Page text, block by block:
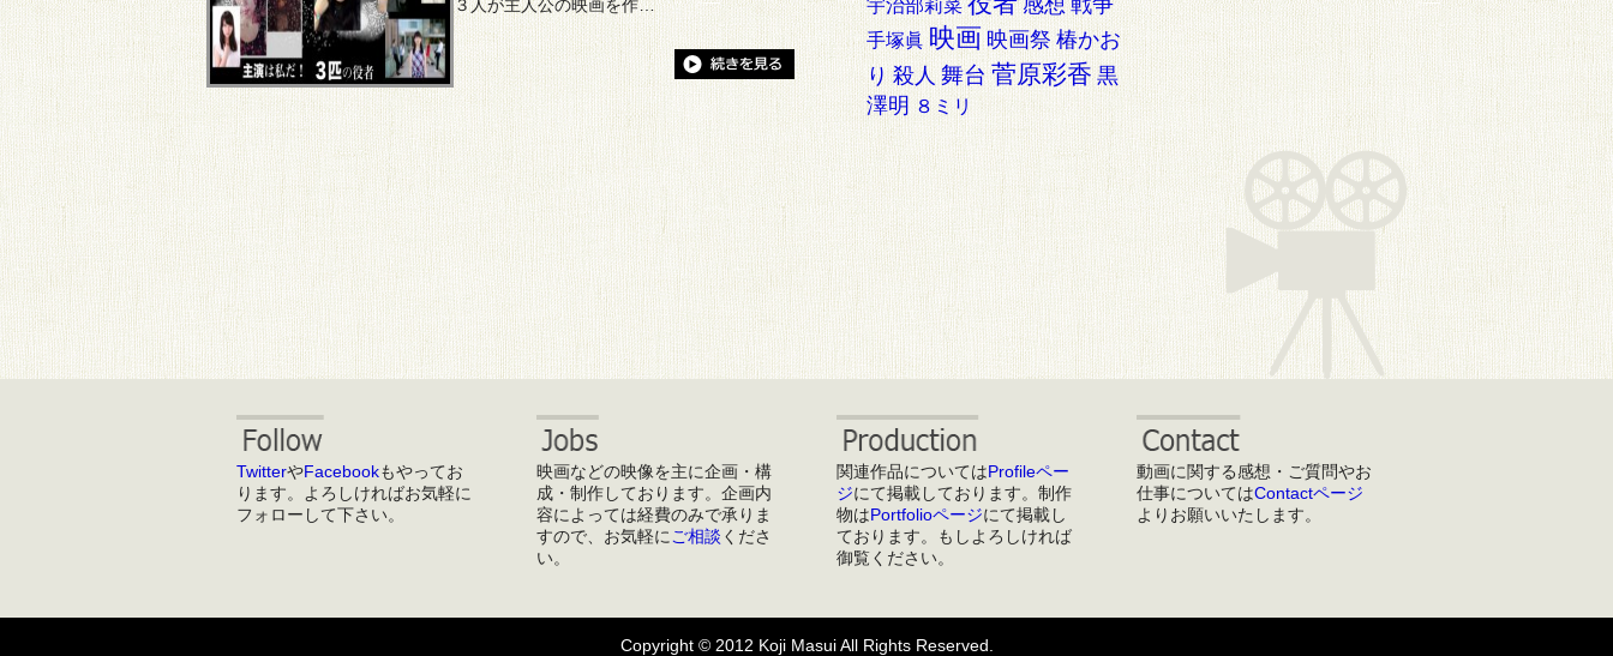
３人が主人公の映画を作…
宇治部莉菜 感想 戦争
手塚眞 映画 映画祭 椿かお
り 殺人 舞台 菅原彩香 黒
澤明 ８ミリ
TwitterやFacebookもやってお
ります。よろしければお気軽に
フォローして下さい。
映画などの映像を主に企画・構
成・制作しております。企画内
容によっては経費のみで承りま
すので、お気軽に ご相談 くださ
い。
関連作品についてはProfileペー
ジにて掲載しております。制作
物はPortfolioページにて掲載し
ております。もしよろしければ
御覧ください。
動画に関する感想・ご質問やお
仕事についてはContactページ
よりお願いいたします。
Copyright © 2012 Koji Masui All Rights Reserved.